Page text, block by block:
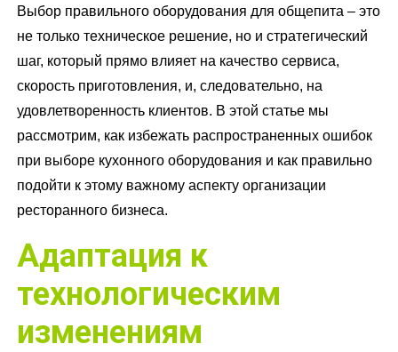
Выбор правильного оборудования для общепита – это
не только техническое решение, но и стратегический
шаг, который прямо влияет на качество сервиса,
скорость приготовления, и, следовательно, на
удовлетворенность клиентов. В этой статье мы
рассмотрим, как избежать распространенных ошибок
при выборе кухонного оборудования и как правильно
подойти к этому важному аспекту организации
ресторанного бизнеса.
Адаптация к
технологическим
изменениям